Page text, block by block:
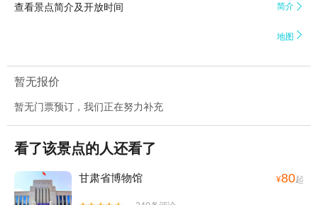
查看景点简介及开放时间 简介 
地图 
暂无报价
暂无门票预订，我们正在努力补充
看了该景点的人还看了
甘肃省博物馆 ¥80起